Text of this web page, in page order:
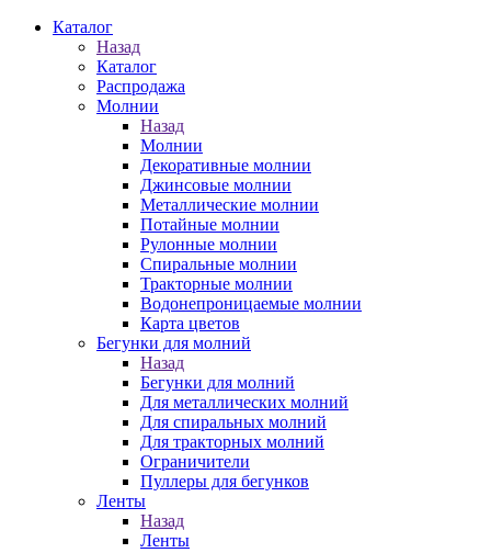
Каталог
Назад
Каталог
Распродажа
Молнии
Назад
Молнии
Декоративные молнии
Джинсовые молнии
Металлические молнии
Потайные молнии
Рулонные молнии
Спиральные молнии
Тракторные молнии
Водонепроницаемые молнии
Карта цветов
Бегунки для молний
Назад
Бегунки для молний
Для металлических молний
Для спиральных молний
Для тракторных молний
Ограничители
Пуллеры для бегунков
Ленты
Назад
Ленты